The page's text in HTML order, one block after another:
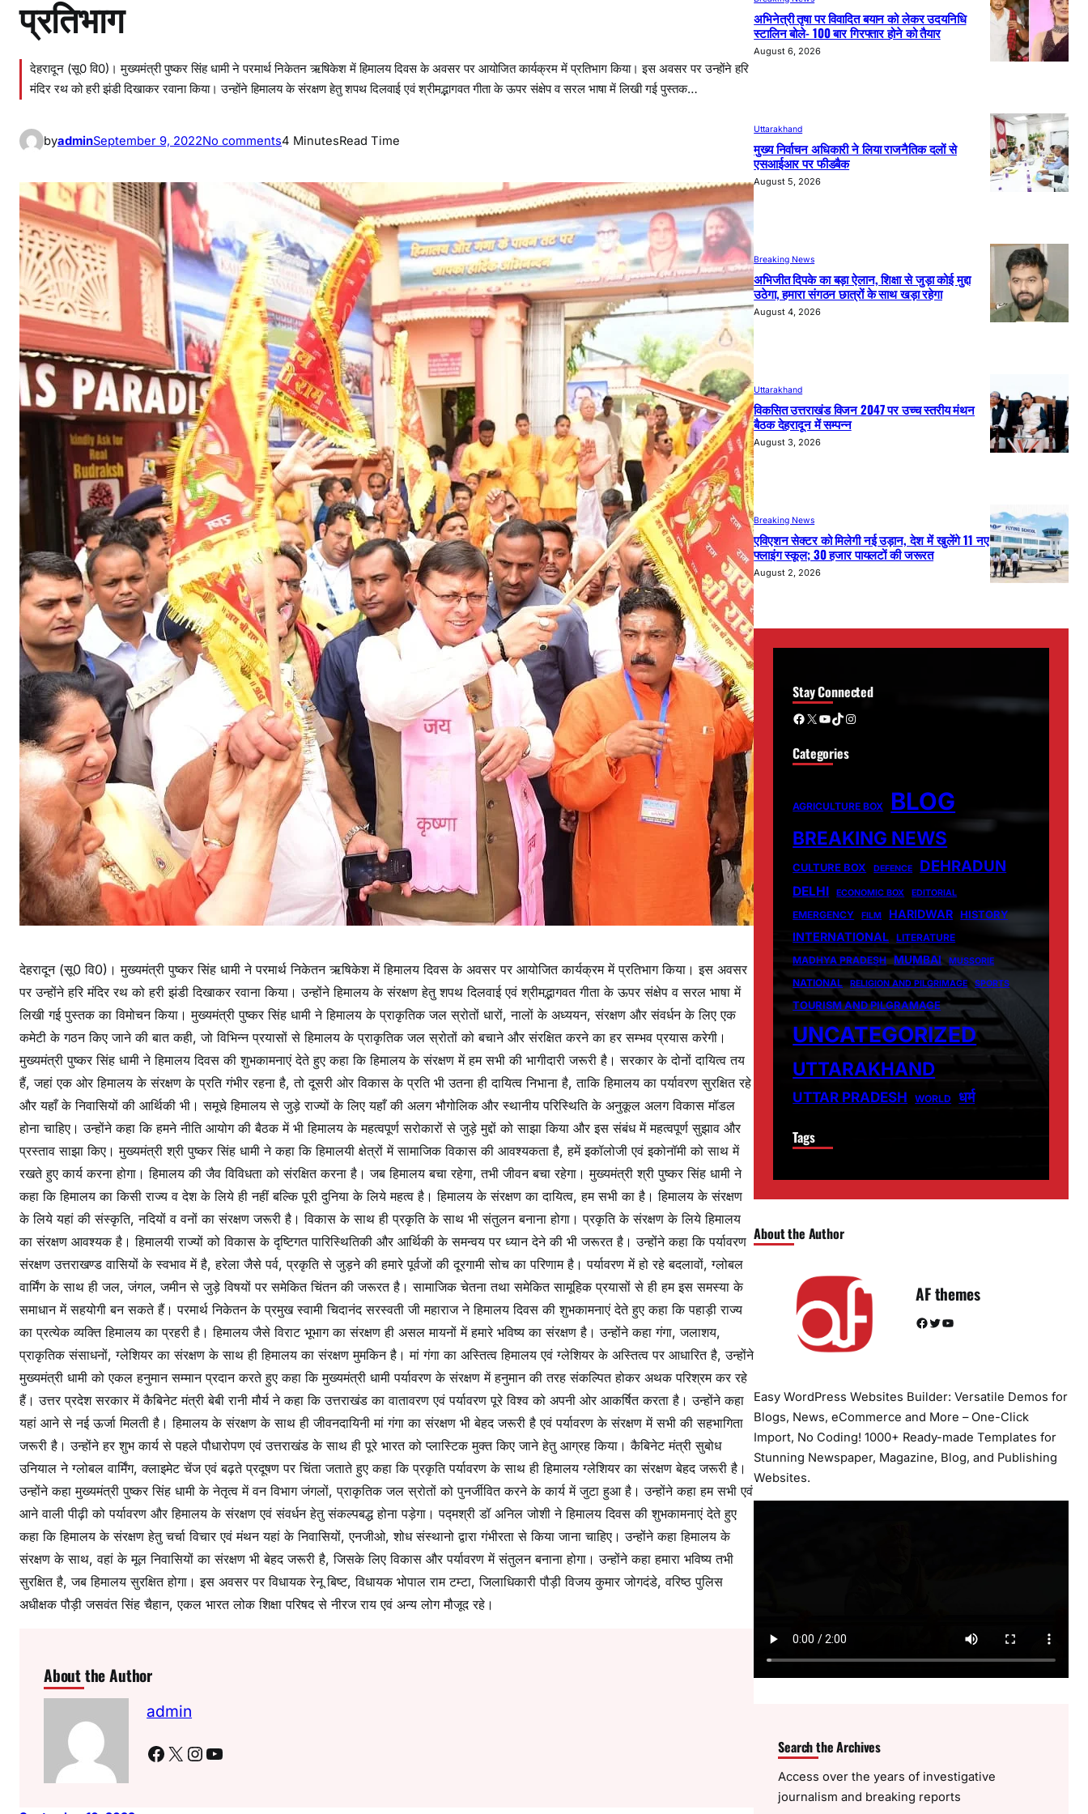
प्रतिभाग
देहरादून (सू0 वि0)। मुख्यमंत्री पुष्कर सिंह धामी ने परमार्थ निकेतन ऋषिकेश में हिमालय दिवस के अवसर पर आयोजित कार्यक्रम में प्रतिभाग किया। इस अवसर पर उन्होंने हरि
मंदिर रथ को हरी झंडी दिखाकर रवाना किया। उन्होंने हिमालय के संरक्षण हेतु शपथ दिलवाई एवं श्रीमद्भागवत गीता के ऊपर संक्षेप व सरल भाषा में लिखी गई पुस्तक…
byadminSeptember 9, 2022No commentso
मु
ख्य
त्री
ने
मा
ल
य
दि
व
स
के
अ
व
स
र
प
र
का
र्य
क्र
म
में
कि
या
प्र
ति
भा
ग
4 MinutesRead Time
देहरादून (सू0 वि0)। मुख्यमंत्री पुष्कर सिंह धामी ने परमार्थ निकेतन ऋषिकेश में हिमालय दिवस के अवसर पर आयोजित कार्यक्रम में प्रतिभाग किया। इस अवसर
पर उन्होंने हरि मंदिर रथ को हरी झंडी दिखाकर रवाना किया। उन्होंने हिमालय के संरक्षण हेतु शपथ दिलवाई एवं श्रीमद्भागवत गीता के ऊपर संक्षेप व सरल भाषा में
लिखी गई पुस्तक का विमोचन किया। मुख्यमंत्री पुष्कर सिंह धामी ने हिमालय के प्राकृतिक जल स्रोतों धारों, नालों के अध्ययन, संरक्षण और संवर्धन के लिए एक
कमेटी के गठन किए जाने की बात कही, जो विभिन्न प्रयासों से हिमालय के प्राकृतिक जल स्रोतों को बचाने और संरक्षित करने का हर सम्भव प्रयास करेगी।
मुख्यमंत्री पुष्कर सिंह धामी ने हिमालय दिवस की शुभकामनाएं देते हुए कहा कि हिमालय के संरक्षण में हम सभी की भागीदारी जरूरी है। सरकार के दोनों दायित्व तय
हैं, जहां एक ओर हिमालय के संरक्षण के प्रति गंभीर रहना है, तो दूसरी ओर विकास के प्रति भी उतना ही दायित्व निभाना है, ताकि हिमालय का पर्यावरण सुरक्षित रहे
और यहाँ के निवासियों की आर्थिकी भी। समूचे हिमालय से जुड़े राज्यों के लिए यहाँ की अलग भौगोलिक और स्थानीय परिस्थिति के अनुकूल अलग विकास मॉडल
होना चाहिए। उन्होंने कहा कि हमने नीति आयोग की बैठक में भी हिमालय के महत्वपूर्ण सरोकारों से जुड़े मुद्दों को साझा किया और इस संबंध में महत्वपूर्ण सुझाव और
प्रस्ताव साझा किए। मुख्यमंत्री श्री पुष्कर सिंह धामी ने कहा कि हिमालयी क्षेत्रों में सामाजिक विकास की आवश्यकता है, हमें इकॉलोजी एवं इकोनॉमी को साथ में
रखते हुए कार्य करना होगा। हिमालय की जैव विविधता को संरक्षित करना है। जब हिमालय बचा रहेगा, तभी जीवन बचा रहेगा। मुख्यमंत्री श्री पुष्कर सिंह धामी ने
कहा कि हिमालय का किसी राज्य व देश के लिये ही नहीं बल्कि पूरी दुनिया के लिये महत्व है। हिमालय के संरक्षण का दायित्व, हम सभी का है। हिमालय के संरक्षण
के लिये यहां की संस्कृति, नदियों व वनों का संरक्षण जरूरी है। विकास के साथ ही प्रकृति के साथ भी संतुलन बनाना होगा। प्रकृति के संरक्षण के लिये हिमालय
का संरक्षण आवश्यक है। हिमालयी राज्यों को विकास के दृष्टिगत पारिस्थितिकी और आर्थिकी के समन्वय पर ध्यान देने की भी जरूरत है। उन्होंने कहा कि पर्यावरण
संरक्षण उत्तराखण्ड वासियों के स्वभाव में है, हरेला जैसे पर्व, प्रकृति से जुड़ने की हमारे पूर्वजों की दूरगामी सोच का परिणाम है। पर्यावरण में हो रहे बदलावों, ग्लोबल
वार्मिंग के साथ ही जल, जंगल, जमीन से जुड़े विषयों पर समेकित चिंतन की जरूरत है। सामाजिक चेतना तथा समेकित सामूहिक प्रयासों से ही हम इस समस्या के
समाधान में सहयोगी बन सकते हैं। परमार्थ निकेतन के प्रमुख स्वामी चिदानंद सरस्वती जी महाराज ने हिमालय दिवस की शुभकामनाएं देते हुए कहा कि पहाड़ी राज्य
का प्रत्येक व्यक्ति हिमालय का प्रहरी है। हिमालय जैसे विराट भूभाग का संरक्षण ही असल मायनों में हमारे भविष्य का संरक्षण है। उन्होंने कहा गंगा, जलाशय,
प्राकृतिक संसाधनों, ग्लेशियर का संरक्षण के साथ ही हिमालय का संरक्षण मुमकिन है। मां गंगा का अस्तित्व हिमालय एवं ग्लेशियर के अस्तित्व पर आधारित है, उन्होंने
मुख्यमंत्री धामी को एकल हनुमान सम्मान प्रदान करते हुए कहा कि मुख्यमंत्री धामी पर्यावरण के संरक्षण में हनुमान की तरह संकल्पित होकर अथक परिश्रम कर रहे
हैं। उत्तर प्रदेश सरकार में कैबिनेट मंत्री बेबी रानी मौर्य ने कहा कि उत्तराखंड का वातावरण एवं पर्यावरण पूरे विश्व को अपनी ओर आकर्षित करता है। उन्होंने कहा
यहां आने से नई ऊर्जा मिलती है। हिमालय के संरक्षण के साथ ही जीवनदायिनी मां गंगा का संरक्षण भी बेहद जरूरी है एवं पर्यावरण के संरक्षण में सभी की सहभागिता
जरूरी है। उन्होंने हर शुभ कार्य से पहले पौधारोपण एवं उत्तराखंड के साथ ही पूरे भारत को प्लास्टिक मुक्त किए जाने हेतु आग्रह किया। कैबिनेट मंत्री सुबोध
उनियाल ने ग्लोबल वार्मिंग, क्लाइमेट चेंज एवं बढ़ते प्रदूषण पर चिंता जताते हुए कहा कि प्रकृति पर्यावरण के साथ ही हिमालय ग्लेशियर का संरक्षण बेहद जरूरी है।
उन्होंने कहा मुख्यमंत्री पुष्कर सिंह धामी के नेतृत्व में वन विभाग जंगलों, प्राकृतिक जल स्रोतों को पुनर्जीवित करने के कार्य में जुटा हुआ है। उन्होंने कहा हम सभी एवं
आने वाली पीढ़ी को पर्यावरण और हिमालय के संरक्षण एवं संवर्धन हेतु संकल्पबद्ध होना पड़ेगा। पद्मश्री डॉ अनिल जोशी ने हिमालय दिवस की शुभकामनाएं देते हुए
कहा कि हिमालय के संरक्षण हेतु चर्चा विचार एवं मंथन यहां के निवासियों, एनजीओ, शोध संस्थानो द्वारा गंभीरता से किया जाना चाहिए। उन्होंने कहा हिमालय के
संरक्षण के साथ, वहां के मूल निवासियों का संरक्षण भी बेहद जरूरी है, जिसके लिए विकास और पर्यावरण में संतुलन बनाना होगा। उन्होंने कहा हमारा भविष्य तभी
सुरक्षित है, जब हिमालय सुरक्षित होगा। इस अवसर पर विधायक रेनू बिष्ट, विधायक भोपाल राम टम्टा, जिलाधिकारी पौड़ी विजय कुमार जोगदंडे, वरिष्ठ पुलिस
अधीक्षक पौड़ी जसवंत सिंह चैहान, एकल भारत लोक शिक्षा परिषद से नीरज राय एवं अन्य लोग मौजूद रहे।
About the Author
admin
Facebook X Instagram YouTube
अभिनेत्री तृषा पर विवादित बयान को लेकर उदयनिधि
स्टालिन बोले- 100 बार गिरफ्तार होने को तैयार
August 6, 2026
Uttarakhand
मुख्य निर्वाचन अधिकारी ने लिया राजनैतिक दलों से
एसआईआर पर फीडबैक
August 5, 2026
Breaking News
अभिजीत दिपके का बड़ा ऐलान, शिक्षा से जुड़ा कोई मुद्दा
उठेगा, हमारा संगठन छात्रों के साथ खड़ा रहेगा
August 4, 2026
Uttarakhand
विकसित उत्तराखंड विजन 2047 पर उच्च स्तरीय मंथन
बैठक देहरादून में सम्पन्न
August 3, 2026
Breaking News
एविएशन सेक्टर को मिलेगी नई उड़ान, देश में खुलेंगे 11 नए
फ्लाइंग स्कूल; 30 हजार पायलटों की जरूरत
August 2, 2026
Stay Connected
Facebook X YouTube TikTok Instagram
Categories
AGRICULTURE BOX BLOG
BREAKING NEWS
CULTURE BOX DEFENCE DEHRADUN
DELHI ECONOMIC BOX EDITORIAL
EMERGENCY FILM HARIDWAR HISTORY
INTERNATIONAL
LITERATURE
MADHYA PRADESH MUMBAI MUSSORIE
NATIONAL RELIGION AND PILGRIMAGE SPORTS
TOURISM AND PILGRAMAGE
UNCATEGORIZED
UTTARAKHAND
UTTAR PRADESH WORLD धर्म
Tags
About the Author
AF themes
Facebook Twitter YouTube
Easy WordPress Websites Builder: Versatile Demos for
Blogs, News, eCommerce and More – One-Click
Import, No Coding! 1000+ Ready-made Templates for
Stunning Newspaper, Magazine, Blog, and Publishing
Websites.
Search the Archives
Access over the years of investigative
journalism and breaking reports